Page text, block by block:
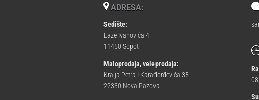
ADRESA:
Sedište:
Laze Ivanovića 4
11450 Sopot
Maloprodaja, veleprodaja:
Kralja Petra I Karađorđevića 35
22330 Nova Pazova